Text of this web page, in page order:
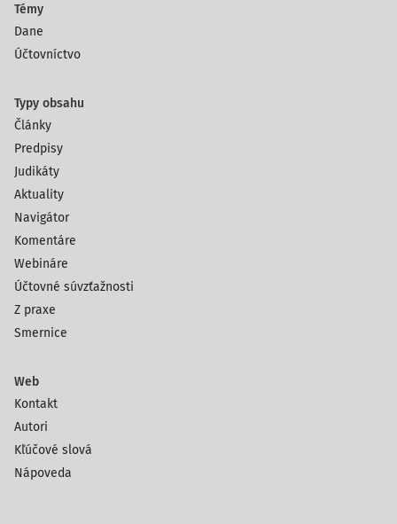
Témy
Dane
Účtovníctvo
Typy obsahu
Články
Predpisy
Judikáty
Aktuality
Navigátor
Komentáre
Webináre
Účtovné súvzťažnosti
Z praxe
Smernice
Web
Kontakt
Autori
Kľúčové slová
Nápoveda